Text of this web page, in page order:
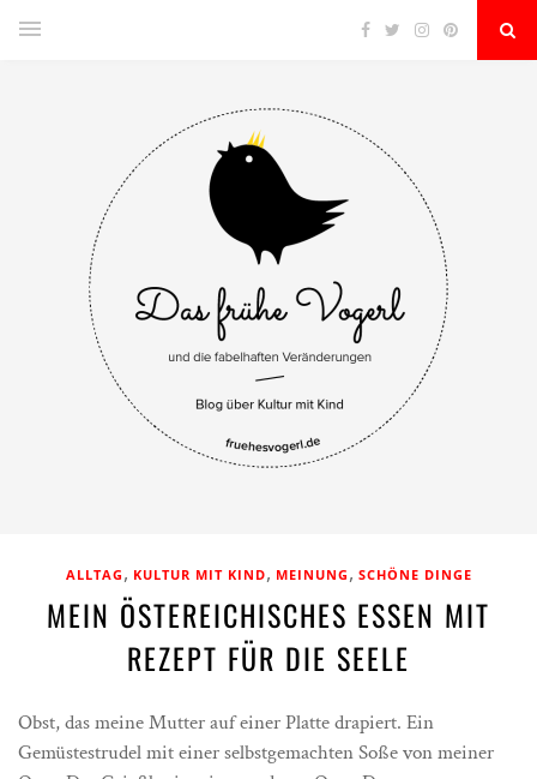
ALLTAG , KULTUR MIT KIND, MEINUNG , SCHÖNE DINGE
MEIN ÖSTEREICHISCHES ESSEN MIT
REZEPT FÜR DIE SEELE
Obst, das meine Mutter auf einer Platte drapiert. Ein
Gemüstestrudel mit einer selbstgemachten Soße von meiner